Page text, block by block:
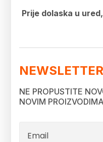
Prije dolaska u
NEWSLETTER
NE PROPUSTITE
NOVIM PROIZVODIMA